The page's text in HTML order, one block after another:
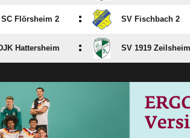
SC Flörsheim 2 : SV Fischbach 2
Hattersheim : SV 1919